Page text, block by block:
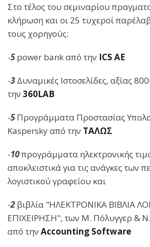
Στο τέλος του σεμιναρίου
κλήρωση και οι 25 τυχεροί
τους χορηγούς:
-5power bank από την ICS AE
-3Δυναμικές Ιστοσελίδες, αξίας
την 360LAB
-5Προγράμματα Προστασίας
Kaspersky από την ΤΑΛΩΣ
-10προγράμματα ηλεκτρονικής
αποκλειστικά για τις ανάγκες των
λογιστικού γραφείου και
-2 βιβλία "ΗΛΕΚΤΡΟΝΙΚΑ ΒΙΒΛΙΑ
ΕΠΙΧΕΙΡΗΣΗ", των Μ. Πόλυγγερ &
από την Accounting Software